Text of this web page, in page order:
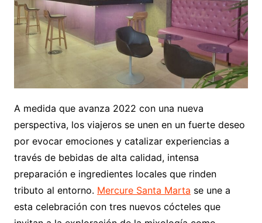
A medida que avanza 2022 con una nueva
perspectiva, los viajeros se unen en un fuerte deseo
por evocar emociones y catalizar experiencias a
través de bebidas de alta calidad, intensa
preparación e ingredientes locales que rinden
tributo al entorno. Mercure Santa Marta se une a
esta celebración con tres nuevos cócteles que